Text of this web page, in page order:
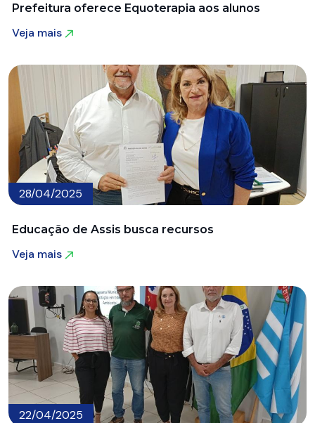
Prefeitura oferece Equoterapia aos alunos
Veja mais
28/04/2025
Educação de Assis busca recursos
Veja mais
22/04/2025